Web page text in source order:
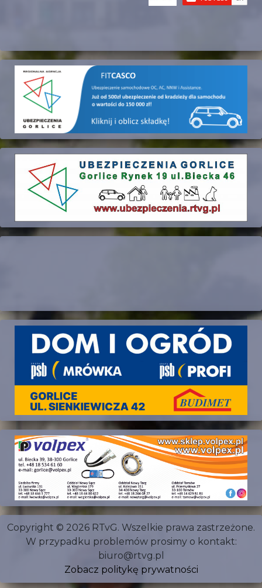
Copyright © 2026 RTvG. Wszelkie prawa zastrzeżone.
W przypadku problemów prosimy o kontakt:
biuro@rtvg.pl
Zobacz politykę prywatności